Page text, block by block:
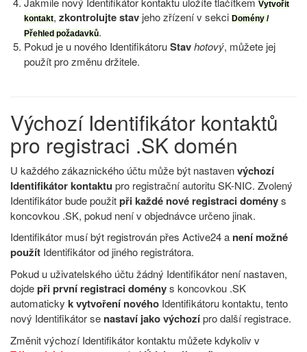
Vytvořit
kontakt, zkontrolujte stav jeho zřízení v sekci Domény /
Přehled požadavků.
Pokud je u nového IdentifikátoruStavhotový, můžete jej
použít pro změnu držitele.
Výchozí Identifikátor kontaktů
pro registraci .SK domén
U každého zákaznického účtu může být nastavenvýchozí
Identifikátor kontaktu pro registrační autoritu SK-NIC. Zvolený
Identifikátor bude použitpři každé nové registraci doménys
koncovkou .SK, pokud není v objednávce určeno jinak.
Identifikátor musí být registrován přes Active24 a není možné
použít Identifikátor od jiného registrátora.
Pokud u uživatelského účtu žádný Identifikátor není nastaven,
dojdepři první registraci doménys koncovkou .SK
automaticky k vytvoření nového Identifikátoru kontaktu, tento
nový Identifikátor se nastaví jako výchozípro další registrace.
Změnit výchozí Identifikátor kontaktu můžete kdykoliv v